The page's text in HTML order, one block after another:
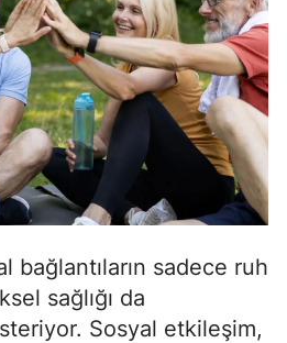
bağlantıların sadece ruh
sağlığı da
Sosyal etkileşim,